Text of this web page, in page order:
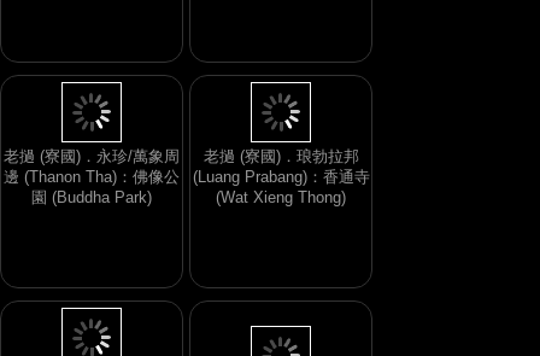
老撾 (寮國)．永珍/萬象周
邊 (Thanon Tha)：佛像公
園 (Buddha Park)
老撾 (寮國)．琅勃拉邦
(Luang Prabang)：香通寺
(Wat Xieng Thong)